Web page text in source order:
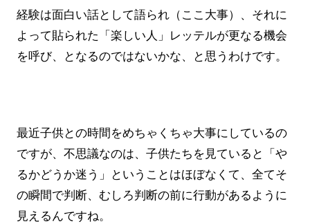
経験は面白い話として語られ（ここ大事）、それに
よって貼られた「楽しい人」レッテルが更なる機会
を呼び、となるのではないかな、と思うわけです。
最近子供との時間をめちゃくちゃ大事にしているの
ですが、不思議なのは、子供たちを見ていると「や
るかどうか迷う」ということはほぼなくて、全てそ
の瞬間で判断、むしろ判断の前に行動があるように
見えるんですね。